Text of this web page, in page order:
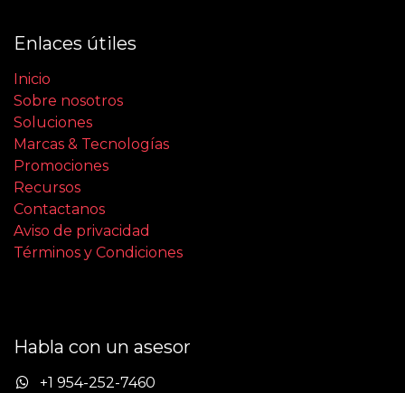
Enlaces útiles
Inicio
Sobre nosotros
Soluciones
Marcas & Tecnologías
Promociones
Recursos
Contactanos
Aviso de privacidad
Términos y Condiciones
Habla con un asesor
+1 954-252-7460